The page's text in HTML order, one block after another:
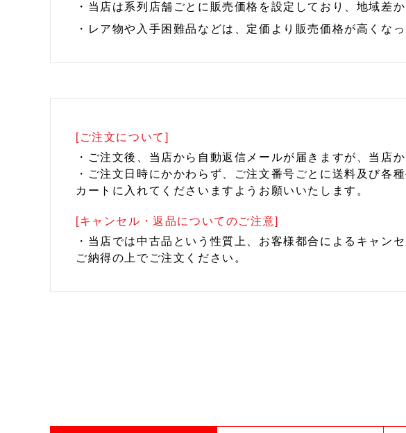
・当店は系列店舗ごとに販売価格を設定しており、地域差
・レア物や入手困難品などは、定価より販売価格が高くな
[ご注文について]
・ご注文後、当店から自動返信メールが届きますが、当店
・ご注文日時にかかわらず、ご注文番号ごとに送料及び各
カートに入れてくださいますようお願いいたします。
[キャンセル・返品についてのご注意]
・当店では中古品という性質上、お客様都合によるキャン
ご納得の上でご注文ください。